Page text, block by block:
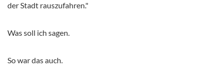
der Stadt rauszufahren."
Was soll ich sagen.
So war das auch.